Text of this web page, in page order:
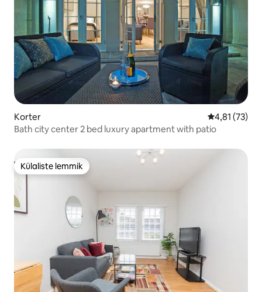
Korter Keskmine
4,81 (73)
Bath city center 2 bed luxury apartment with patio
Külaliste lemmik
Külaliste lemmik